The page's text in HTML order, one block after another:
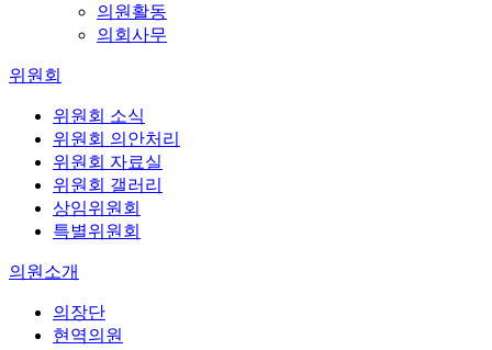
의원활동
의회사무
위원회
위원회 소식
위원회 의안처리
위원회 자료실
위원회 갤러리
상임위원회
특별위원회
의원소개
의장단
현역의원